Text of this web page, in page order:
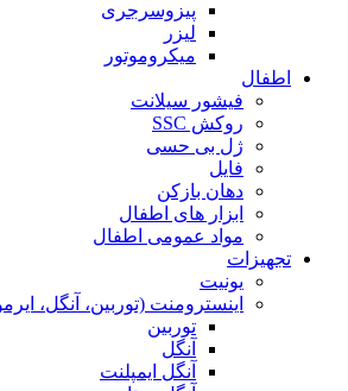
پیزوسرجری
لیزر
میکروموتور
اطفال
فیشور سیلانت
روکش SSC
ژل بی حسی
فایل
دهان بازکن
ابزار های اطفال
مواد عمومی اطفال
تجهیزات
یونیت
اینسترومنت (توربین، آنگل،
توربین
آنگل
آنگل ایمپلنت